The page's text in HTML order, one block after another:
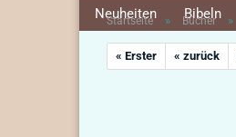
Neuheiten Bibeln
Startseite » Bücher »
« Erster « zurück